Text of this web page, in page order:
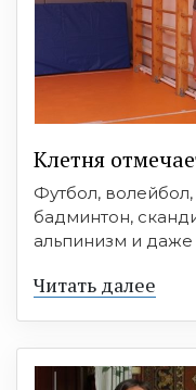
Клетня
Футбол,
бадминтон,
альпинизм и даже
Читать далее